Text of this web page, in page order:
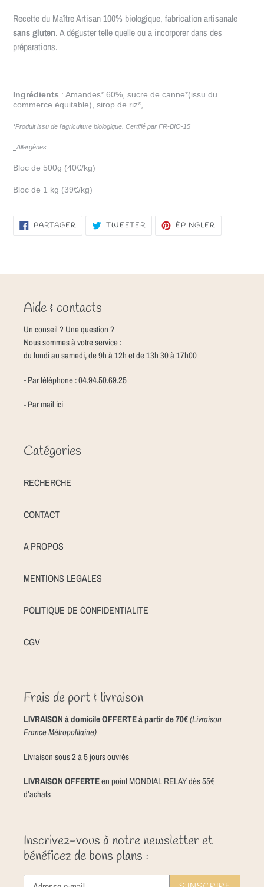
Recette du Maître Artisan 100% biologique, fabrication artisanale
sans gluten. A déguster telle quelle ou a incorporer dans des
préparations.
Ingrédients : Amandes* 60%, sucre de canne*(issu du
commerce équitable) , sirop de riz*,
*Produit issu de l'agriculture biologique. Certifié par FR-BIO-15
Allergènes
Bloc de 500g (40€/kg)
Bloc de 1 kg (39€/kg)
PARTAGERPARTAGER
SUR
TWEETER TWEETERÉPINGLER
Aide & contacts
Un conseil ? Une question ?
Nous sommes à votre service :
du lundi au samedi, de 9h à 12h et de 13h 30 à 17h00
- Par téléphone : 04.94.50.69.25
- Par mail ici
Catégories
RECHERCHE
CONTACT
A PROPOS
MENTIONS LEGALES
POLITIQUE DE CONFIDENTIALITE
CGV
Frais de port & livraison
LIVRAISON à domicile OFFERTE à partir de 70€(Livraison
France Métropolitaine)
Livraison sous 2 à 5 jours ouvrés
LIVRAISON OFFERTEen point MONDIAL RELAY dès 55€
d’achats
Inscrivez-vous à notre newsletter et
bénéficez de bons plans :